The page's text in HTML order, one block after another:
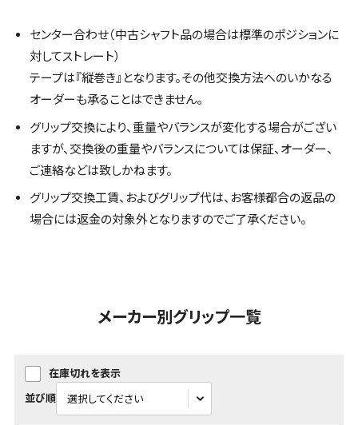
センター合わせ（中古シャフト品の場合は標準のポジションに
対してストレート）
テープは『縦巻き』となります。その他交換方法へのいかなる
オーダーも承ることはできません。
グリップ交換により、重量やバランスが変化する場合がござい
ますが、交換後の重量やバランスについては保証、オーダー、
ご連絡などは致しかねます。
グリップ交換工賃、およびグリップ代は、お客様都合の返品の
場合には返金の対象外となりますのでご了承ください。
メーカー別グリップ一覧
在庫切れを表示
並び順